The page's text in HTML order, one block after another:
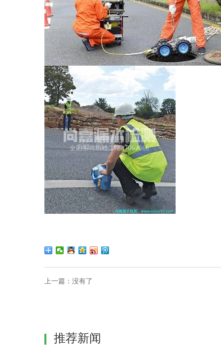
上一篇：没有了
推荐新闻